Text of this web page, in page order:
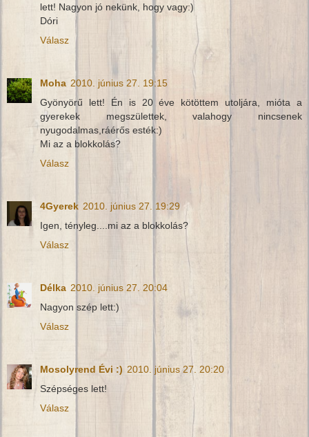
lett! Nagyon jó nekünk, hogy vagy:)
Dóri
Válasz
Moha 2010. június 27. 19:15
Gyönyörű lett! Én is 20 éve kötöttem utoljára, mióta a
gyerekek megszülettek, valahogy nincsenek
nyugodalmas,ráérős esték:)
Mi az a blokkolás?
Válasz
4Gyerek 2010. június 27. 19:29
Igen, tényleg....mi az a blokkolás?
Válasz
Délka 2010. június 27. 20:04
Nagyon szép lett:)
Válasz
Mosolyrend Évi :) 2010. június 27. 20:20
Szépséges lett!
Válasz